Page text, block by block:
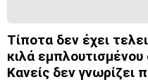
Τίποτα δεν έχει
κιλά εμπλουτισμένου
Κανείς δεν γνωρίζει